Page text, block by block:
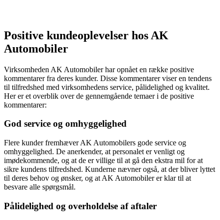
Positive kundeoplevelser hos AK
Automobiler
Virksomheden AK Automobiler har opnået en række positive
kommentarer fra deres kunder. Disse kommentarer viser en tendens
til tilfredshed med virksomhedens service, pålidelighed og kvalitet.
Her er et overblik over de gennemgående temaer i de positive
kommentarer:
God service og omhyggelighed
Flere kunder fremhæver AK Automobilers gode service og
omhyggelighed. De anerkender, at personalet er venligt og
imødekommende, og at de er villige til at gå den ekstra mil for at
sikre kundens tilfredshed. Kunderne nævner også, at der bliver lyttet
til deres behov og ønsker, og at AK Automobiler er klar til at
besvare alle spørgsmål.
Pålidelighed og overholdelse af aftaler